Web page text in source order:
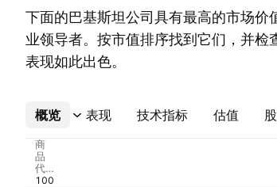
下面的巴基斯坦公司具有最高的市场价
业领导者。按市值排序找到它们，并
表现如此出色。
概览 表现 技术指标 估值
更多
商
品
代
码